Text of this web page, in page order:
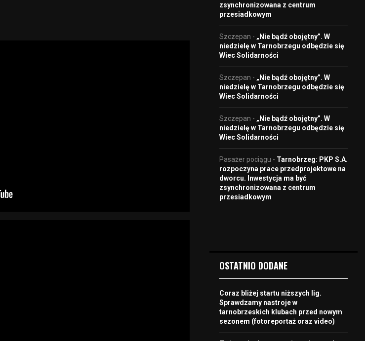
zsynchronizowana z centrum
przesiadkowym
Szczepan - „Nie bądź obojętny”. W
niedzielę w Tarnobrzegu odbędzie się
Wiec Solidarności
Szczepan - „Nie bądź obojętny”. W
niedzielę w Tarnobrzegu odbędzie się
Wiec Solidarności
Szczepan - „Nie bądź obojętny”. W
niedzielę w Tarnobrzegu odbędzie się
Wiec Solidarności
Pasażer pociągu - Tarnobrzeg: PKP S.A.
rozpoczyna prace przedprojektowe na
dworcu. Inwestycja ma być
zsynchronizowana z centrum
przesiadkowym
OSTATNIO DODANE
Coraz bliżej startu niższych lig.
Sprawdzamy nastroje w
tarnobrzeskich klubach przed nowym
sezonem (fotoreportaż oraz video)